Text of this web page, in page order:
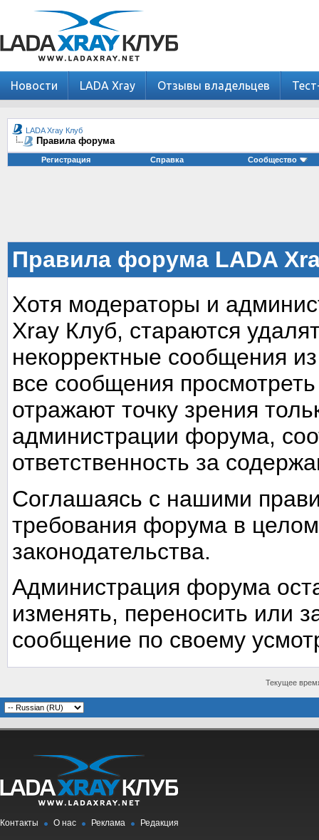
Новости LADA Xray Отзывы владельцев
LADA Xray Клуб
Правила форума
Регистрация Справка Сообщество
Правила форума LADA
Хотя модераторы и
Xray Клуб, стараются
некорректные сообщения
все сообщения
отражают точку зрения
администрации форума,
ответственность за
Соглашаясь с нашими
требования форума в
законодательства.
Администрация форума
изменять, переносить или
сообщение по своему
Текущее
Контакты О нас Реклама Редакция